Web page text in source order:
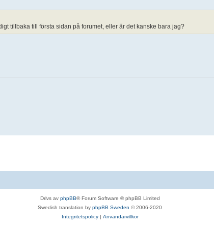
tillbaka till första sidan på forumet, eller är det kanske bara jag?
Drivs av phpBB® Forum Software © phpBB Limited
Swedish translation by phpBB Sweden © 2006-2020
Integritetspolicy| Användarvillkor